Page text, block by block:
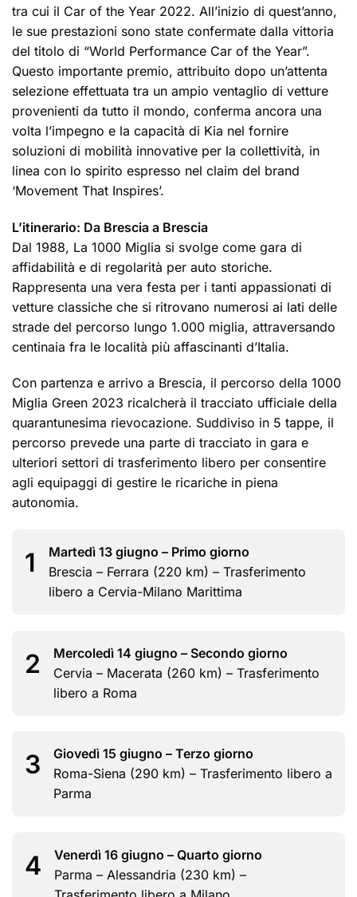
tra cui il Car of the Year 2022. All’inizio di quest’anno,
le sue prestazioni sono state confermate dalla vittoria
del titolo di “World Performance Car of the Year”.
Questo importante premio, attribuito dopo un’attenta
selezione effettuata tra un ampio ventaglio di vetture
provenienti da tutto il mondo, conferma ancora una
volta l’impegno e la capacità di Kia nel fornire
soluzioni di mobilità innovative per la collettività, in
linea con lo spirito espresso nel claim del brand
‘Movement That Inspires’.
L’itinerario: Da Brescia a Brescia
Dal 1988, La 1000 Miglia si svolge come gara di
affidabilità e di regolarità per auto storiche.
Rappresenta una vera festa per i tanti appassionati di
vetture classiche che si ritrovano numerosi ai lati delle
strade del percorso lungo 1.000 miglia, attraversando
centinaia fra le località più affascinanti d’Italia.
Con partenza e arrivo a Brescia, il percorso della 1000
Miglia Green 2023 ricalcherà il tracciato ufficiale della
quarantunesima rievocazione. Suddiviso in 5 tappe, il
percorso prevede una parte di tracciato in gara e
ulteriori settori di trasferimento libero per consentire
agli equipaggi di gestire le ricariche in piena
autonomia.
1
Martedì 13 giugno – Primo giorno
Brescia – Ferrara (220 km) – Trasferimento
libero a Cervia-Milano Marittima
2
Mercoledì 14 giugno – Secondo giorno
Cervia – Macerata (260 km) – Trasferimento
libero a Roma
3
Giovedì 15 giugno – Terzo giorno
Roma-Siena (290 km) – Trasferimento libero a
Parma
4
Venerdì 16 giugno – Quarto giorno
Parma – Alessandria (230 km) –